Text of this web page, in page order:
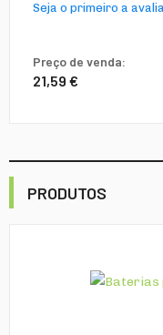
Seja o primeiro a
Preço de venda:
21,59 €
PRODUTOS